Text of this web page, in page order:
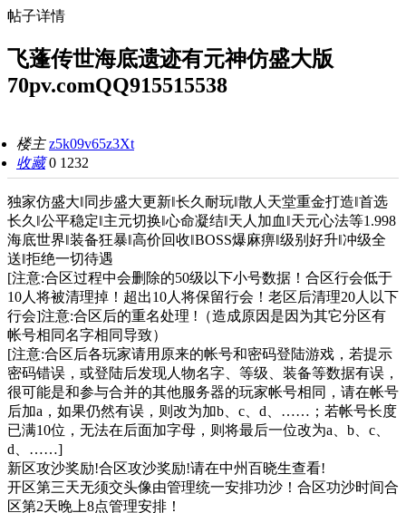
帖子详情
飞蓬传世海底遗迹有元神仿盛大版
70pv.comQQ915515538
楼主z5k09v65z3Xt
收藏 0 1232
独家仿盛大‖同步盛大更新‖长久耐玩‖散人天堂重金打造‖首选
长久‖公平稳定‖主元切换‖心命凝结‖天人加血‖天元心法等1.998
海底世界‖装备狂暴‖高价回收‖BOSS爆麻痹‖级别好升‖冲级全
送‖拒绝一切待遇
[注意:合区过程中会删除的50级以下小号数据！合区行会低于
10人将被清理掉！超出10人将保留行会！老区后清理20人以下
行会]注意:合区后的重名处理 !（造成原因是因为其它分区有
帐号相同名字相同导致）
[注意:合区后各玩家请用原来的帐号和密码登陆游戏，若提示
密码错误，或登陆后发现人物名字、等级、装备等数据有误，
很可能是和参与合并的其他服务器的玩家帐号相同，请在帐号
后加a，如果仍然有误，则改为加b、c、d、……；若帐号长度
已满10位，无法在后面加字母，则将最后一位改为a、b、c、
d、……]
新区攻沙奖励!合区攻沙奖励!请在中州百晓生查看!
开区第三天无须交头像由管理统一安排功沙！合区功沙时间合
区第2天晚上8点管理安排！